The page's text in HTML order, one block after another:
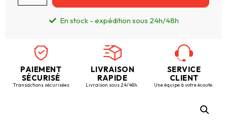
En stock - expédition sous 24h/48h
PAIEMENT
SÉCURISÉ
Transactions sécurisées
LIVRAISON
RAPIDE
Livraison sous 24/48h.
SERVICE
CLIENT
Une équipe à votre écoute.